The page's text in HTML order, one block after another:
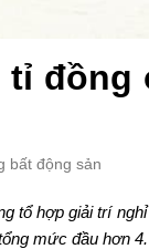
tỉ đồng
bất động sản
tổ hợp giải trí
mức đầu hơn